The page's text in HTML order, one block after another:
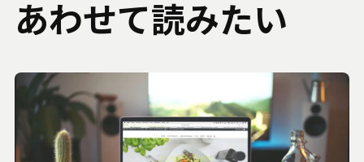
あわせて読みたい